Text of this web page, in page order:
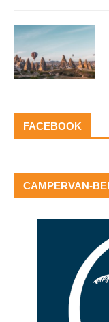
FACEBOOK
CAMPERVAN-